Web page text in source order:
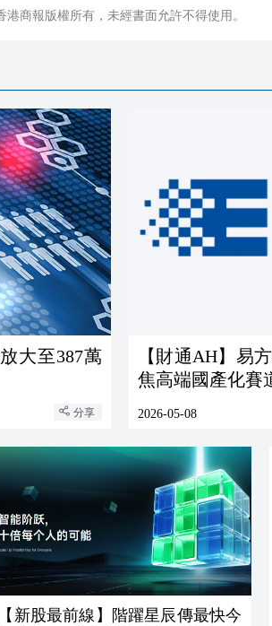
港商報版權所有，未經書面允許不得使用。
大至387萬
分享
【財通AH】易
焦高端國產化賽
2026-05-08
【新股最前線】階躍星辰傳最快今